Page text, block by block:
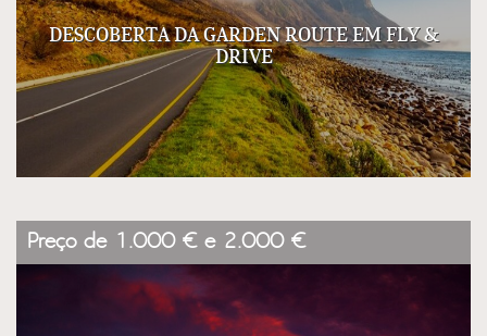
DESCOBERTA DA GARDEN ROUTE EM FLY &
DRIVE
Preço de 1.000 € e 2.000 €